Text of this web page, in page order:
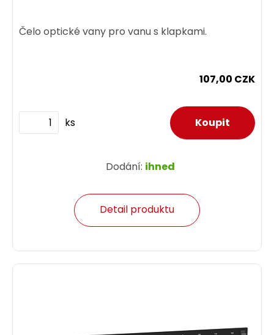
Čelo optické vany pro vanu s klapkami.
107,00 CZK
ks
Dodání: ihned
Detail produktu